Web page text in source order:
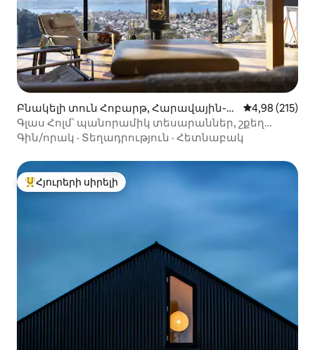
Բնակելի տուն Հոբարթ, Հարավային-ո
ւմ
Միջին
4,98 (215)
Գլաս Հոլմ՝ պանորամիկ տեսարաններ, շքեղ
հանգիստ
Գին/որակ · Տեղադրություն · Հետնաբակ
Հյուրերի սիրելի լավագույն տները
Հյուրերի սիրելի